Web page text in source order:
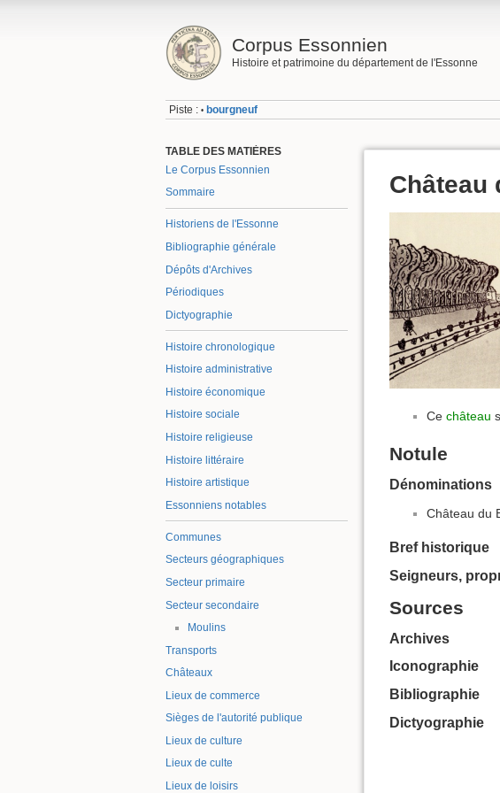
Corpus Essonnien
Histoire et patrimoine du département de l'Essonne
Piste : • bourgneuf
TABLE DES MATIÈRES
Le Corpus Essonnien
Sommaire
Historiens de l'Essonne
Bibliographie générale
Dépôts d'Archives
Périodiques
Dictyographie
Histoire chronologique
Histoire administrative
Histoire économique
Histoire sociale
Histoire religieuse
Histoire littéraire
Histoire artistique
Essonniens notables
Communes
Secteurs géographiques
Secteur primaire
Secteur secondaire
Moulins
Transports
Châteaux
Lieux de commerce
Sièges de l'autorité publique
Lieux de culture
Lieux de culte
Lieux de loisirs
Château
Ce château
Notule
Dénominations
Château du
Bref historique
Seigneurs,
Sources
Archives
Iconographie
Bibliographie
Dictyographie